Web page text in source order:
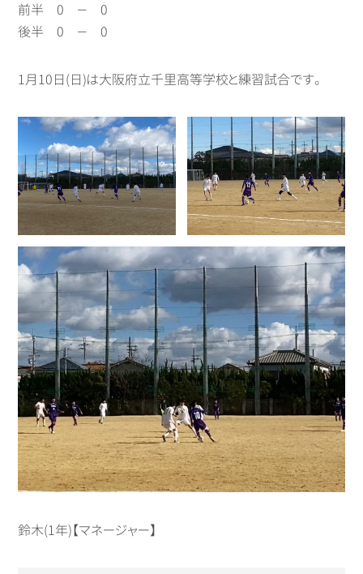
前半 0 － 0
後半 0 － 0
1月10日(日)は大阪府立千里高等学校と練習試合です。
鈴木(1年)【マネージャー】